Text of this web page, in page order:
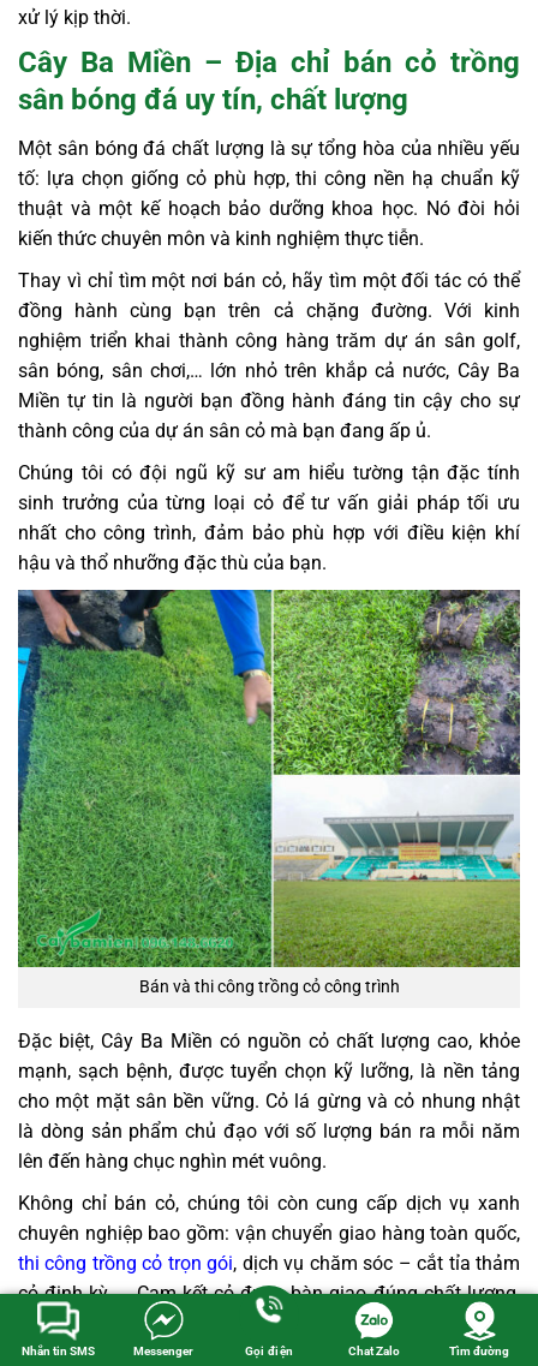
xử lý kịp thời.
Cây Ba Miền – Địa chỉ bán cỏ trồng
sân bóng đá uy tín, chất lượng
Một sân bóng đá chất lượng là sự tổng hòa của nhiều yếu
tố: lựa chọn giống cỏ phù hợp, thi công nền hạ chuẩn kỹ
thuật và một kế hoạch bảo dưỡng khoa học. Nó đòi hỏi
kiến thức chuyên môn và kinh nghiệm thực tiễn.
Thay vì chỉ tìm một nơi bán cỏ, hãy tìm một đối tác có thể
đồng hành cùng bạn trên cả chặng đường. Với kinh
nghiệm triển khai thành công hàng trăm dự án sân golf,
sân bóng, sân chơi,… lớn nhỏ trên khắp cả nước, Cây Ba
Miền tự tin là người bạn đồng hành đáng tin cậy cho sự
thành công của dự án sân cỏ mà bạn đang ấp ủ.
Chúng tôi có đội ngũ kỹ sư am hiểu tường tận đặc tính
sinh trưởng của từng loại cỏ để tư vấn giải pháp tối ưu
nhất cho công trình, đảm bảo phù hợp với điều kiện khí
hậu và thổ nhưỡng đặc thù của bạn.
Bán và thi công trồng cỏ công trình
Đặc biệt, Cây Ba Miền có nguồn cỏ chất lượng cao, khỏe
mạnh, sạch bệnh, được tuyển chọn kỹ lưỡng, là nền tảng
cho một mặt sân bền vững. Cỏ lá gừng và cỏ nhung nhật
là dòng sản phẩm chủ đạo với số lượng bán ra mỗi năm
lên đến hàng chục nghìn mét vuông.
Không chỉ bán cỏ, chúng tôi còn cung cấp dịch vụ xanh
chuyên nghiệp bao gồm: vận chuyển giao hàng toàn quốc,
thi công trồng cỏ trọn gói, dịch vụ chăm sóc – cắt tỉa thảm
cỏ định kỳ,…. Cam kết cỏ được bàn giao đúng chất lượng,
đúng thời hạn, thi công theo một quy trình chuẩn mực từ
xử lý nền hạ, hệ thống tưới tiêu đến kỹ thuật trải thảm, mọi
Tìm đường
Chat Zalo
Gọi điện
Messenger
Nhắn tin SMS